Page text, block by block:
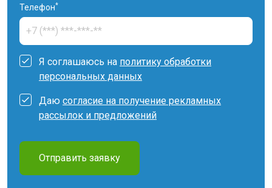
Телефон*
Я соглашаюсь на политику обработки
персональных данных
Даю согласие на получение рекламных
рассылок и предложений
Отправить заявку